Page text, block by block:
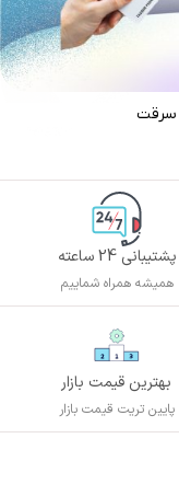
سرقت
پشتیبانی 24 ساعته
همیشه همراه شماییم
بهترین قیمت بازار
پایین تریت قیمت بازار